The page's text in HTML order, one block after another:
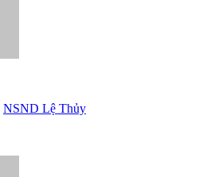
NSND Lệ Thủy